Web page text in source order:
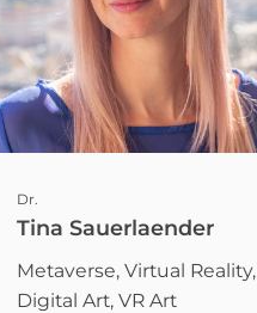
Dr.
Tina Sauerlaender
Metaverse, Virtual Reality,
Digital Art, VR Art